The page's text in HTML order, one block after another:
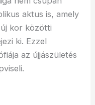
aktus is, amely
kor közötti
ki. Ezzel
az újjászületés